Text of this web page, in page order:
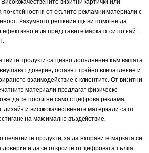
визитни картички или
по-стойностни от скъпите рекламни материали с
Разумното решение ще ви помогне да
ефективно и да представите марката си по най-
продукти са ценно допълнение към вашата
доверие, оставят трайно впечатление и
взаимодействие с клиентите. От визитни
материали предлагат физическо
да се постигне само с цифрова реклама.
дизайн и висококачествените материали са от
на максимално въздействие.
печатните продукти, за да направите марката си
доверие и да се откроите от цифровата тълпа -